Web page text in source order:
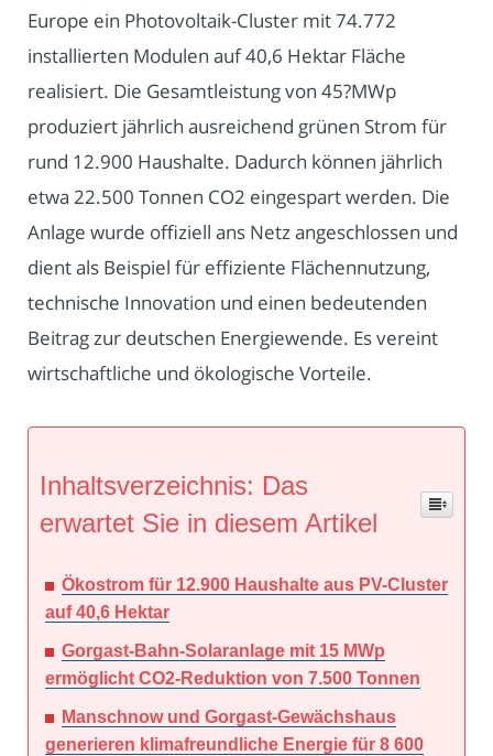
Europe ein Photovoltaik-Cluster mit 74.772
installierten Modulen auf 40,6 Hektar Fläche
realisiert. Die Gesamtleistung von 45?MWp
produziert jährlich ausreichend grünen Strom für
rund 12.900 Haushalte. Dadurch können jährlich
etwa 22.500 Tonnen CO2 eingespart werden. Die
Anlage wurde offiziell ans Netz angeschlossen und
dient als Beispiel für effiziente Flächennutzung,
technische Innovation und einen bedeutenden
Beitrag zur deutschen Energiewende. Es vereint
wirtschaftliche und ökologische Vorteile.
Inhaltsverzeichnis: Das
erwartet Sie in diesem Artikel
Ökostrom für 12.900 Haushalte aus PV-Cluster
auf 40,6 Hektar
Gorgast-Bahn-Solaranlage mit 15 MWp
ermöglicht CO2-Reduktion von 7.500 Tonnen
Manschnow und Gorgast-Gewächshaus
generieren klimafreundliche Energie für 8 600